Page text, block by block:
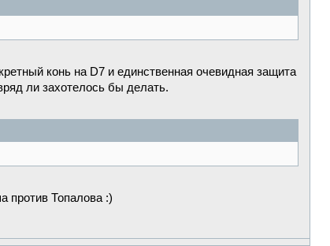
конь на D7 и единственная очевидная защита
ли захотелось бы делать.
против Топалова :)